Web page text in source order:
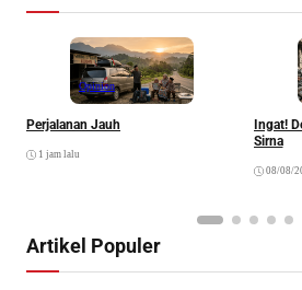
Opinion
Perjalanan Jauh
1 jam lalu
Ingat!
Sirna
08/08/
Artikel Populer